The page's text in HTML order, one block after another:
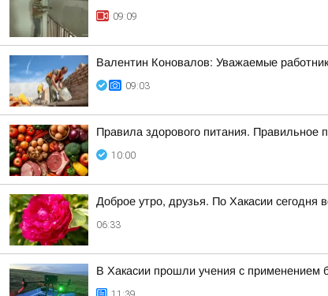
09:09
Валентин Коновалов: Уважаемые
09:03
Правила здорового питания. Правильное
10:00
Доброе утро, друзья. По Хакасии сегодня
06:33
В Хакасии прошли учения с применением